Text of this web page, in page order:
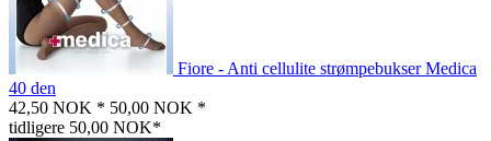
Fiore - Anti cellulite strømpebukser Medica
40 den
42,50 NOK * 50,00 NOK *
tidligere 50,00 NOK*